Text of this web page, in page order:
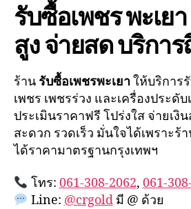
รับซื้อเพชร พะเย
สูง จ่ายสด บริกา
ร้าน รับซื้อเพชรพะเยาให้บริการ
เพชร เพชรร่วง และเครื่องประดั
ประเมินราคาฟรี โปร่งใส จ่ายเงิ
สะดวก รวดเร็ว มั่นใจได้เพราะร้
ได้ราคามาตรฐานกรุงเทพฯ
โทร: 061-308-2062, 061-
Line: @crgoldมี @ ด้วย